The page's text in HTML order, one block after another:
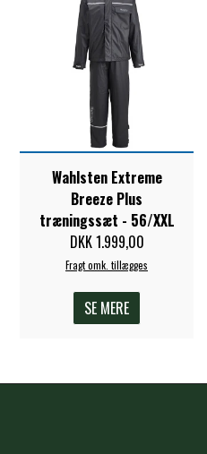
TRANSPORT
KØLETERAPI
& STALD
RYTTER
EQUINE
Wahlsten Extreme
Breeze Plus
træningssæt - 56/XXL
DKK 1.999,00
Fragt omk. tillægges
SE MERE